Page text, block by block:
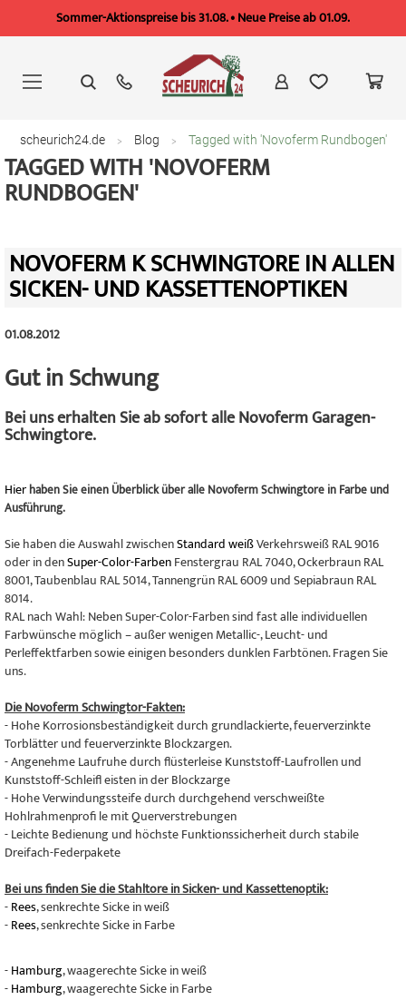
Sommer-Aktionspreise bis 31.08. • Neue Preise ab 01.09.
springen
scheurich24.de Blog Tagged with 'Novoferm Rundbogen'
TAGGED WITH 'NOVOFERM
RUNDBOGEN'
NOVOFERM K SCHWINGTORE IN ALLEN
SICKEN- UND KASSETTENOPTIKEN
01.08.2012
Gut in Schwung
Bei uns erhalten Sie ab sofort alle Novoferm Garagen-
Schwingtore.
Hierhaben Sie einen Überblick über alle Novoferm Schwingtore in Farbe und
Ausführung.
Sie haben die Auswahl zwischenStandard weißVerkehrsweiß RAL 9016
oder in denSuper-Color-FarbenFenstergrau RAL 7040, Ockerbraun RAL
8001, Taubenblau RAL 5014, Tannengrün RAL 6009 und Sepiabraun RAL
8014.
RAL nach Wahl: Neben Super-Color-Farben sind fast alle individuellen
Farbwünsche möglich – außer wenigen Metallic-, Leucht- und
Perleffektfarben sowie einigen besonders dunklen Farbtönen. Fragen Sie
uns.
Die Novoferm Schwingtor-Fakten:
- Hohe Korrosionsbeständigkeit durch grundlackierte, feuerverzinkte
Torblätter und feuerverzinkte Blockzargen.
- Angenehme Laufruhe durch flüsterleise Kunststoff-Laufrollen und
Kunststoff-Schleifl eisten in der Blockzarge
- Hohe Verwindungssteife durch durchgehend verschweißte
Hohlrahmenprofi le mit Querverstrebungen
- Leichte Bedienung und höchste Funktionssicherheit durch stabile
Dreifach-Federpakete
Bei uns finden Sie die Stahltore in Sicken- und Kassettenoptik:
-Rees, senkrechte Sicke in weiß
-Rees, senkrechte Sicke in Farbe
-Hamburg, waagerechte Sicke in weiß
-Hamburg, waagerechte Sicke in Farbe